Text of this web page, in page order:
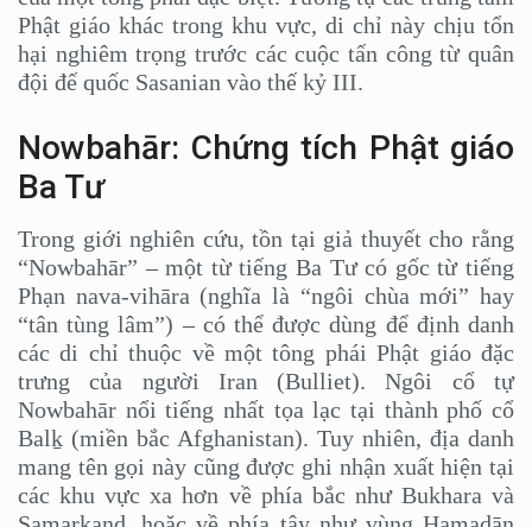
Phật giáo khác trong khu vực, di chỉ này chịu tổn
hại nghiêm trọng trước các cuộc tấn công từ quân
đội đế quốc Sasanian vào thế kỷ III.
Nowbahār: Chứng tích Phật giáo
Ba Tư
Trong giới nghiên cứu, tồn tại giả thuyết cho rằng
“Nowbahār” – một từ tiếng Ba Tư có gốc từ tiếng
Phạn nava-vihāra (nghĩa là “ngôi chùa mới” hay
“tân tùng lâm”) – có thể được dùng để định danh
các di chỉ thuộc về một tông phái Phật giáo đặc
trưng của người Iran (Bulliet). Ngôi cổ tự
Nowbahār nổi tiếng nhất tọa lạc tại thành phố cổ
Balḵ (miền bắc Afghanistan). Tuy nhiên, địa danh
mang tên gọi này cũng được ghi nhận xuất hiện tại
các khu vực xa hơn về phía bắc như Bukhara và